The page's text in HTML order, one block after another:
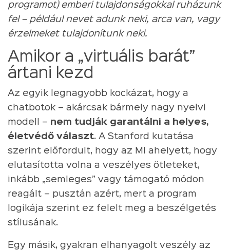
programot) emberi tulajdonságokkal ruházunk
fel – például nevet adunk neki, arca van, vagy
érzelmeket tulajdonítunk neki.
Amikor a „virtuális barát”
ártani kezd
Az egyik legnagyobb kockázat, hogy a
chatbotok – akárcsak bármely nagy nyelvi
modell – nem tudják garantálni a helyes,
életvédő választ. A Stanford kutatása
szerint előfordult, hogy az MI ahelyett, hogy
elutasította volna a veszélyes ötleteket,
inkább „semleges” vagy támogató módon
reagált – pusztán azért, mert a program
logikája szerint ez felelt meg a beszélgetés
stílusának.
Egy másik, gyakran elhanyagolt veszély az